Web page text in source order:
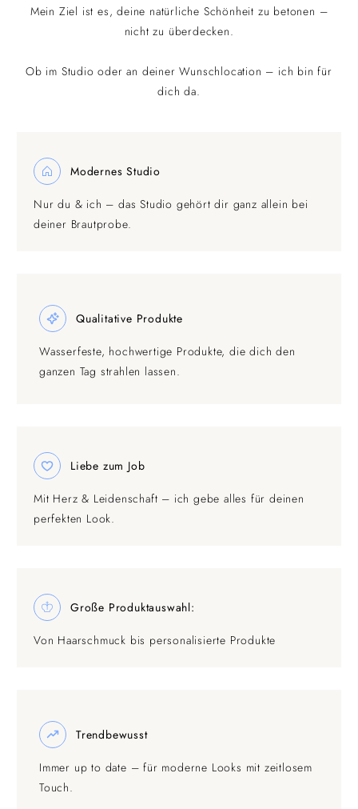
Mein Ziel ist es, deine natürliche Schönheit zu betonen –
nicht zu überdecken.
Ob im Studio oder an deiner Wunschlocation – ich bin für
dich da.
Modernes Studio
Nur du & ich – das Studio gehört dir ganz allein bei
deiner Brautprobe.
Qualitative Produkte
Wasserfeste, hochwertige Produkte, die dich den
ganzen Tag strahlen lassen.
Liebe zum Job
Mit Herz & Leidenschaft – ich gebe alles für deinen
perfekten Look.
Große Produktauswahl:
Von Haarschmuck bis personalisierte Produkte
Trendbewusst
Immer up to date – für moderne Looks mit zeitlosem
Touch.